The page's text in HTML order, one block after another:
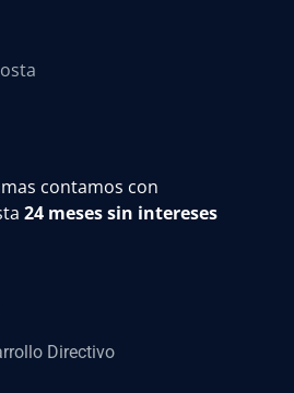
contamos con
24 meses sin intereses
Directivo